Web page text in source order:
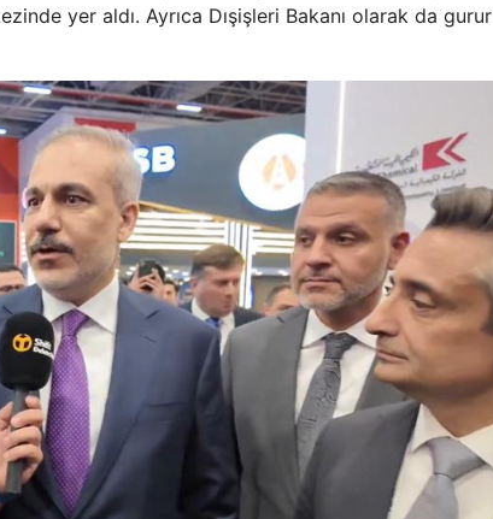
yer aldı. Ayrıca Dışişleri Bakanı olarak da gurur